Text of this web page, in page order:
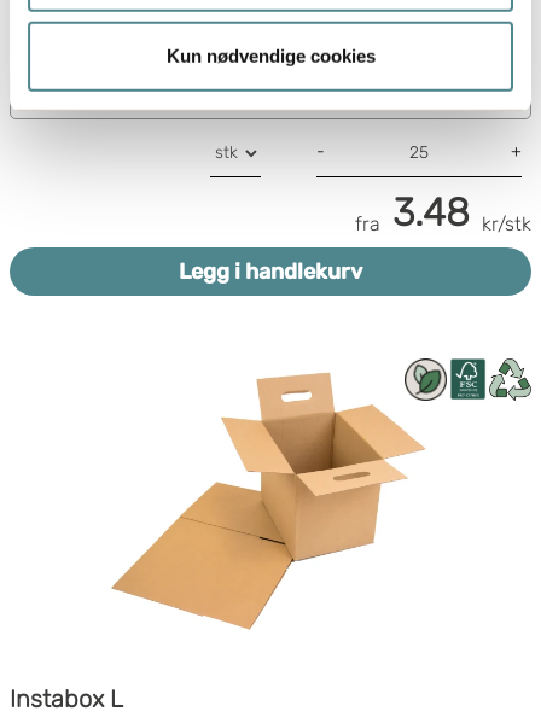
for bestemte karakteristikker (fingeravtrykk)
kan du lese om hvordan dine personlige
brukes. Du kan hele tiden endre eller trekke tilbake ditt
Boxon benytter cookies for å optimalisere nettstedet og
for å forbedre besøket ditt. Ved å tillate cookies på
nettstedet vårt, gir du ditt samtykke til å bruke cookies.
Du kan også administrere innstillingene dine ved å klikke
Kun nødvendige cookies
Artikkelnummer 92130
- +
fra 3.48 kr/stk
Legg i handlekurv
Instabox L